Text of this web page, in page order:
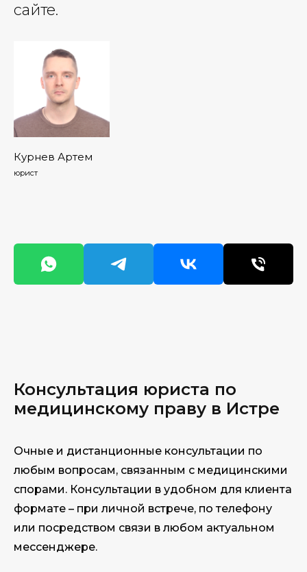
сайте.
Курнев Артем
юрист
Консультация юриста по
медицинскому праву в Истре
Очные и дистанционные консультации по
любым вопросам, связанным с медицинскими
спорами. Консультации в удобном для клиента
формате – при личной встрече, по телефону
или посредством связи в любом актуальном
мессенджере.